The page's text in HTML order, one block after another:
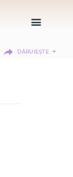
DĂRUIEȘTE